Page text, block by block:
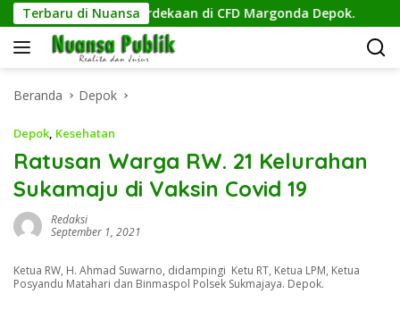
Langsung
ke
konten
Terbaru di Nuansa
Kemerdekaan di CFD Margonda Depok.
Beranda Depok
Depok, Kesehatan
Ratusan Warga RW. 21 Kelurahan
Sukamaju di Vaksin Covid 19
Redaksi
September 1, 2021
Ketua RW, H. Ahmad Suwarno, didampingi Ketu RT, Ketua LPM, Ketua
Posyandu Matahari dan Binmaspol Polsek Sukmajaya. Depok.